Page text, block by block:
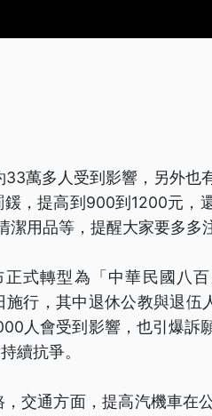
萬多人受到影響，另外也
，提高到900到1200元，
用品等，提醒大家要多多
式轉型為「中華民國八
行，其中退休公教與退伍
人會受到影響，也引爆訴
續抗爭。
交通方面，提高汽機車在